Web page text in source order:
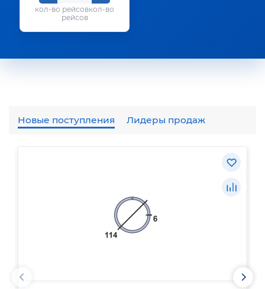
кол-во
рейсов
Новые поступления Лидеры продаж